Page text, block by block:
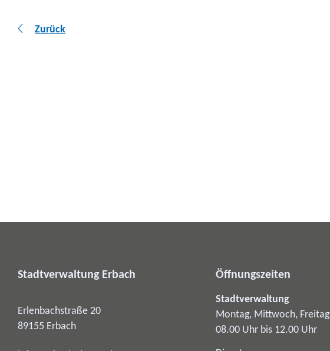
Zurück
Stadtverwaltung Erbach
Erlenbachstraße 20
89155 Erbach
Öffnungszeiten
Stadtverwaltung
Montag, Mittwoch, Freitag
08.00 Uhr bis 12.00 Uhr